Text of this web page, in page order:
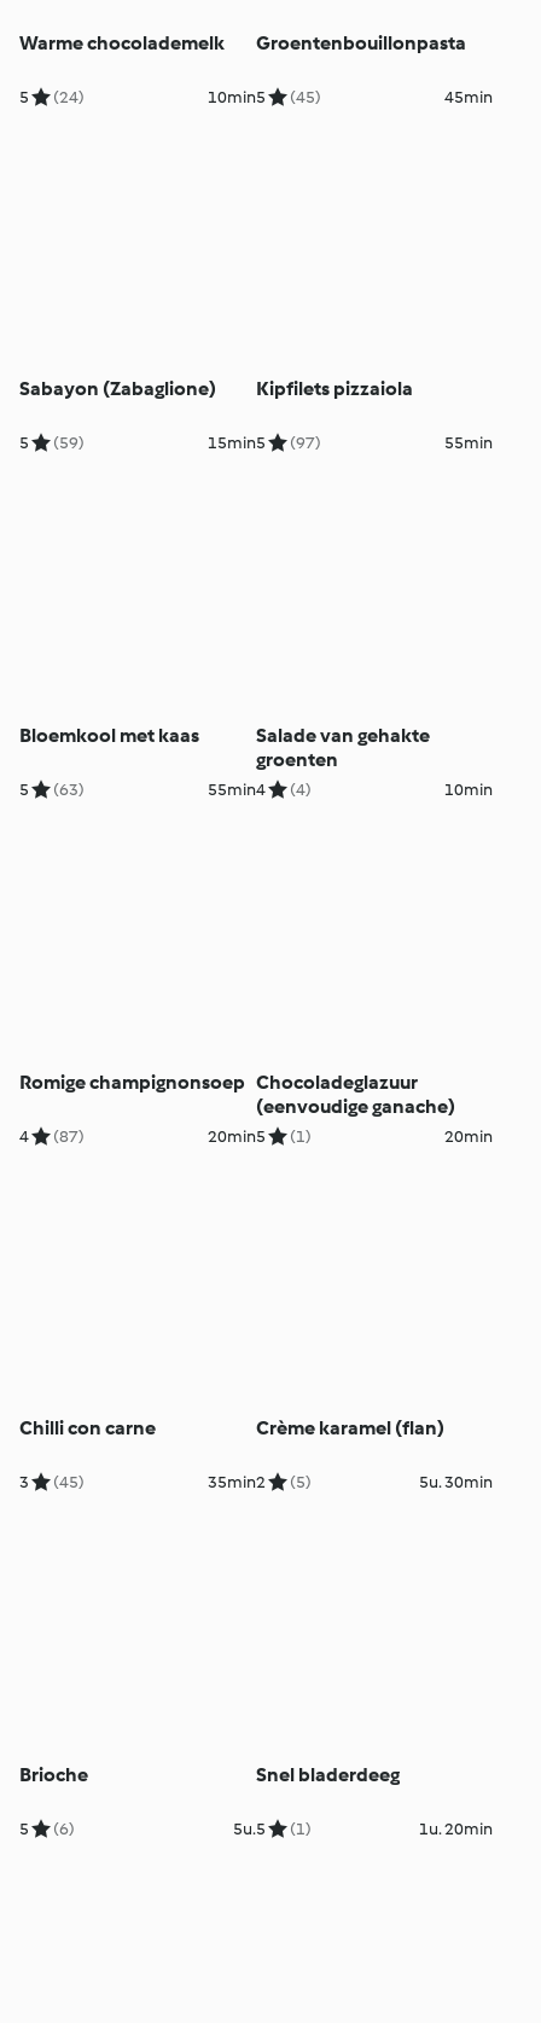
Warme chocolademelk
5 (24) 10min
Groentenbouillonpasta
5 (45) 45min
Sabayon (Zabaglione)
5 (59) 15min
Kipfilets pizzaiola
5 (97) 55min
Bloemkool met kaas
5 (63) 55min
Salade van gehakte
groenten
4 (4) 10min
Romige champignonsoep
4 (87) 20min
Chocoladeglazuur
(eenvoudige ganache)
5 (1) 20min
Chilli con carne
3 (45) 35min
Crème karamel (flan)
2 (5) 5u. 30min
Brioche
5 (6) 5u.
Snel bladerdeeg
5 (1) 1u. 20min